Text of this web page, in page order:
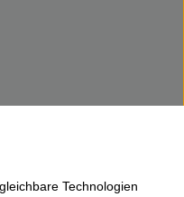
Technologien